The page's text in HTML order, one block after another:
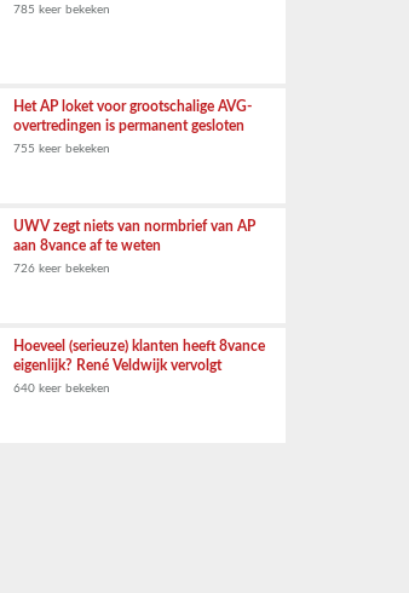
785 keer bekeken
Het AP loket voor grootschalige AVG-
overtredingen is permanent gesloten
755 keer bekeken
UWV zegt niets van normbrief van AP
aan 8vance af te weten
726 keer bekeken
Hoeveel (serieuze) klanten heeft 8vance
eigenlijk? René Veldwijk vervolgt
640 keer bekeken